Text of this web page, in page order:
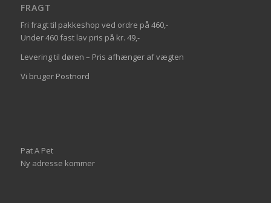
FRAGT
Fri fragt til pakkeshop ved ordre på 460,-
Under 460 fast lav pris på kr. 49,-
Levering til døren – Pris afhænger af vægten
Vi bruger Postnord
Pat A Pet
Ny adresse kommer